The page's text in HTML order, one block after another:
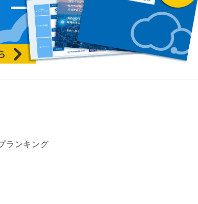
ランキング